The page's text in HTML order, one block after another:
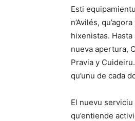
Esti
n’Avilés,
hixenistas.
nueva apertura,
Pravia y
qu’unu de cada
El nuevu serviciu
qu’entiende